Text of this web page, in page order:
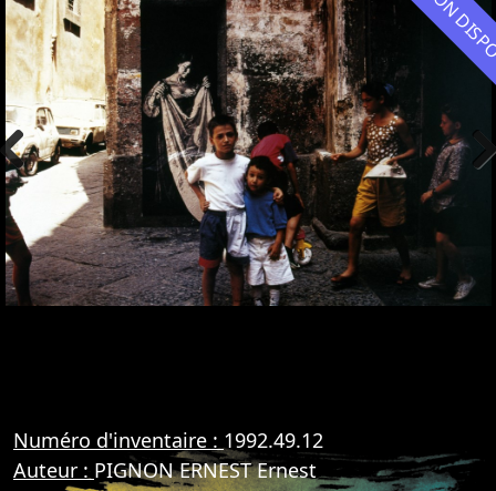
NON
Numéro d'inventaire : 1992.49.12
Auteur : PIGNON ERNEST Ernest